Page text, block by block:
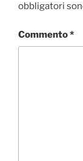
obbligatori
Commento*